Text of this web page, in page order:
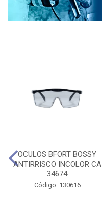
OCULOS BFORT BOSSY
ANTIRRISCO INCOLOR CA
34674
Código: 130616